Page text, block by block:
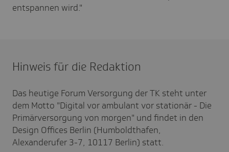
entspannen wird."
Hinweis für die Redaktion
Das heutige Forum Versorgung der TK steht unter
dem Motto "Digital vor ambulant vor stationär - Die
Primärversorgung von morgen" und findet in den
Design Offices Berlin (Humboldthafen,
Alexanderufer 3-7, 10117 Berlin) statt.